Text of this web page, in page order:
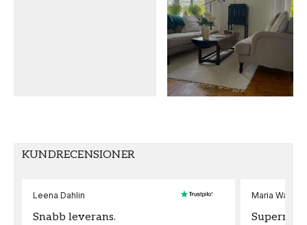
Enfärgad
FÄRG
Grön
TAPETTYP
Förskjuten
KUNDRECENSIONER
Leena Dahlin
Snabb leverans.
Maria